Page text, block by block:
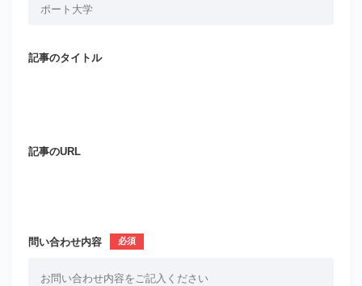
記事のタイトル
記事のURL
問い合わせ内容